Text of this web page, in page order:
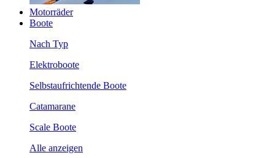
Motorräder
Boote
Nach Typ
Elektroboote
Selbstaufrichtende Boote
Catamarane
Scale Boote
Alle anzeigen